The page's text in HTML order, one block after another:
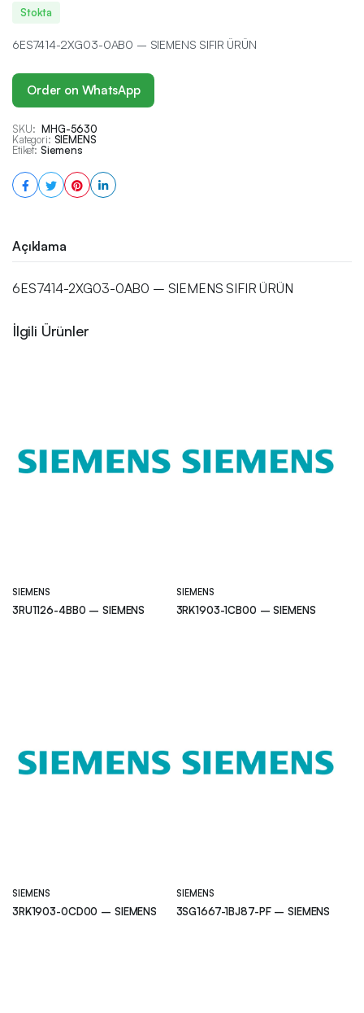
Stokta
6ES7414-2XG03-0AB0 – SIEMENS SIFIR ÜRÜN
Order on WhatsApp
SKU: MHG-5630
Kategori: SIEMENS
Etiket: Siemens
Açıklama
6ES7414-2XG03-0AB0 – SIEMENS SIFIR ÜRÜN
İlgili Ürünler
SIEMENS
3RU1126-4BB0 – SIEMENS
SIEMENS
3RK1903-1CB00 – SIEMENS
SIEMENS
3RK1903-0CD00 – SIEMENS
SIEMENS
3SG1667-1BJ87-PF – SIEMENS